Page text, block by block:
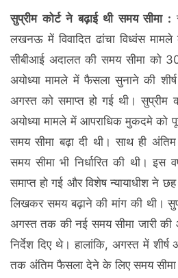
सुप्रीम कोर्ट ने बढ़ाई थी समय सीमा :
लखनऊ में विवादित ढांचा विध्वंस
सीबीआई अदालत की समय सीमा को
अयोध्या मामले में फैसला सुनाने की
अगस्त को समाप्त हो गई थी। सुप्रीम
अयोध्या मामले में आपराधिक मुकदमे को
समय सीमा बढ़ा दी थी। साथ ही
समय सीमा भी निर्धारित की थी। इस
समाप्त हो गई और विशेष न्यायाधीश ने
लिखकर समय बढ़ाने की मांग की थी।
अगस्त तक की नई समय सीमा जारी
निर्देश दिए थे। हालांकि, अगस्त में
तक अंतिम फैसला देने के लिए समय सीमा